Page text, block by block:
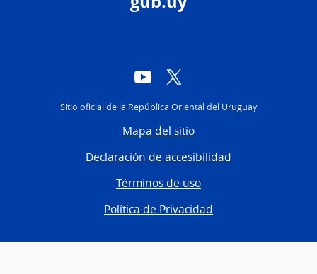
YouTube
Sitio oficial de la República Oriental del Uruguay
Mapa del sitio
Declaración de accesibilidad
Términos de uso
Política de Privacidad